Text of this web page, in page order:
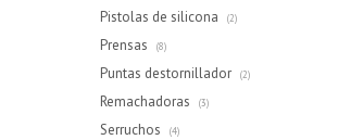
Pistolas de silicona (2)
Prensas (8)
Puntas destornillador (2)
Remachadoras (3)
Serruchos (4)